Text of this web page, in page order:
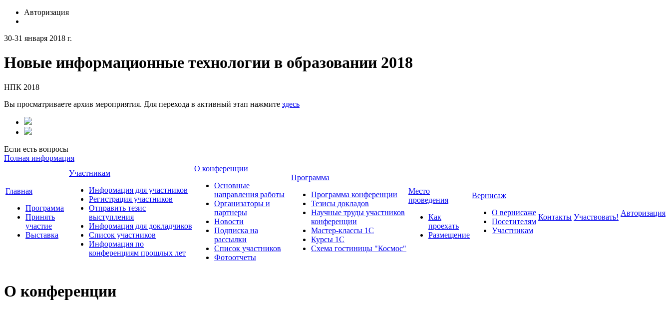
Авторизация
30-31 января 2018 г.
Новые информационные технологии в образовании 2018
НПК 2018
Вы просматриваете архив мероприятия. Для перехода в активный этап нажмите здесь
Если есть вопросы
Полная информация
Главная
Программа
Принять
участие
Выставка
Участникам
Информация для участников
Регистрация участников
Отправить тезис
выступления
Информация для докладчиков
Список участников
Информация по
конференциям прошлых лет
О конференции
Основные
направления работы
Организаторы и
партнеры
Новости
Подписка на
рассылки
Список участников
Фотоотчеты
Программа
Программа конференции
Тезисы докладов
Научные труды участников
конференции
Мастер-классы 1С
Курсы 1С
Схема гостиницы "Космос"
Место
проведения
Как
проехать
Размещение
Вернисаж
О вернисаже
Посетителям
Участникам
Контакты Участвовать! Авторизация
О конференции